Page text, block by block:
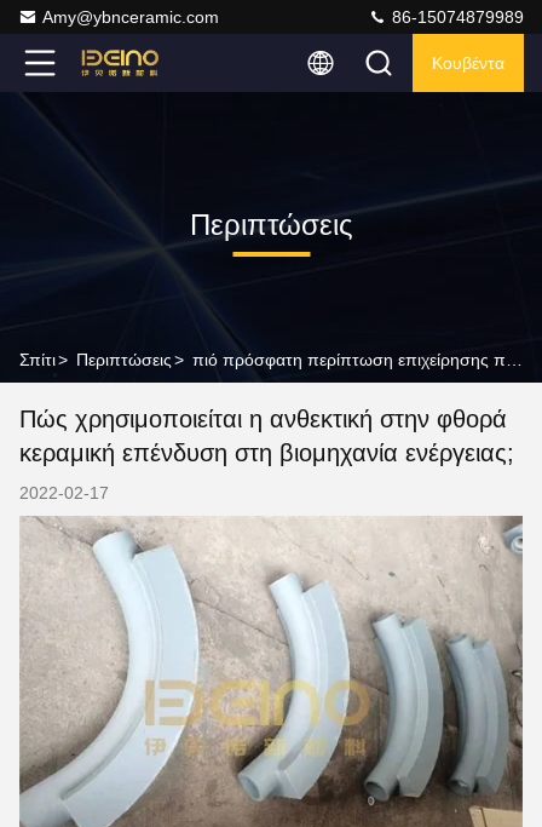
Amy@ybnceramic.com 86-15074879989
Κουβέντα
Περιπτώσεις
Σπίτι> Περιπτώσεις>
Πώς χρησιμοποιείται η ανθεκτική στην φθορά
κεραμική επένδυση στη βιομηχανία ενέργειας;
2022-02-17